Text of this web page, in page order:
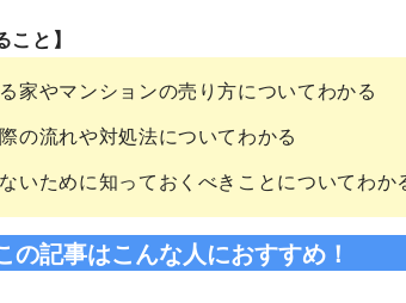
こと】
家やマンションの売り方についてわかる
の流れや対処法についてわかる
いために知っておくべきことについてわか
の記事はこんな人におすすめ！